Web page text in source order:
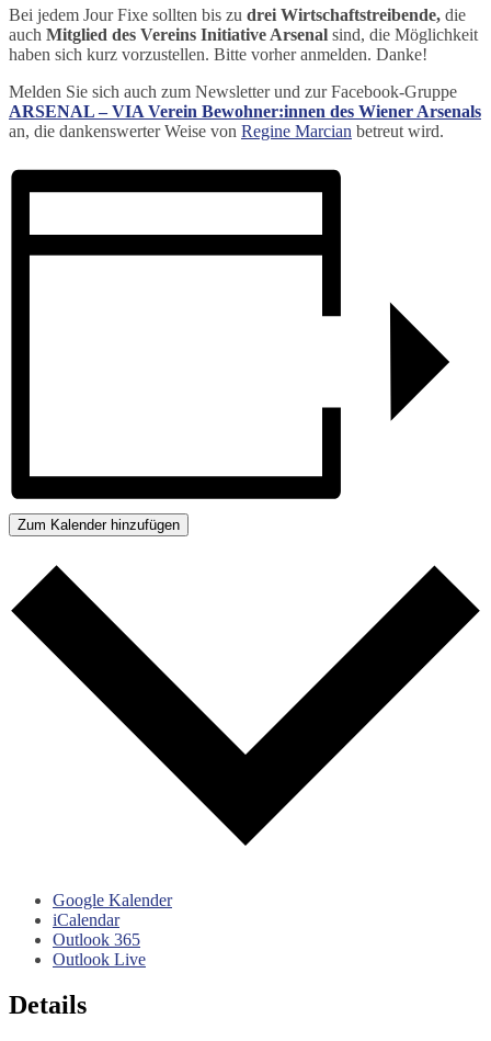
Bei jedem Jour Fixe sollten bis zu drei Wirtschaftstreibende, die
auch Mitglied des Vereins Initiative Arsenal sind, die Möglichkeit
haben sich kurz vorzustellen. Bitte vorher anmelden. Danke!
Melden Sie sich auch zum Newsletter und zur Facebook-Gruppe
ARSENAL – VIA Verein Bewohner:innen des Wiener Arsenals
an, die dankenswerter Weise von Regine Marcian betreut wird.
Zum Kalender hinzufügen
Google Kalender
iCalendar
Outlook 365
Outlook Live
Details